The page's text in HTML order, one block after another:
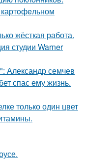
жёсткая работа.
студии Warner
семчев
спас ему жизнь.
только один цвет